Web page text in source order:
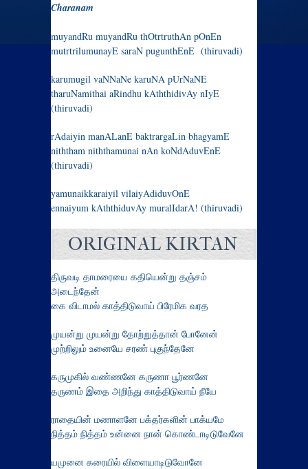
Charanam
muyandRu muyandRu thOtrtruthAn pOnEn
mutrtrilumunayE saraN pugunthEnE (thiruvadi)
karumugil vaNNaNe karuNA pUrNaNE
tharuNamithai aRindhu kAththidivAy nIyE
(thiruvadi)
rAdaiyin manALanE baktrargaLin bhagyamE
niththam niththamunai nAn koNdAduvEnE
(thiruvadi)
yamunaikkaraiyil vilaiyAdiduvOnE
ennaiyum kAththiduvAy muralIdarA! (thiruvadi)
ORIGINAL KIRTAN
திருவடி தாமரையை கதியென்று தஞ்சம்
அடைந்தேன்
கை விடாமல் காத்திடுவாய் பிரேமிக வரத
முயன்று முயன்று தோற்றுத்தான் போனேன்
முற்றிலும் உனையே சரண் புகுந்தேனே
கருமுகில் வண்ணனே கருணா பூர்ணனே
தருணம் இதை அறிந்து காத்திடுவாய் நீயே
ராதையின் மணாளனே பக்தர்களின் பாக்யமே
நித்தம் நித்தம் உன்னை நான் கொண்டாடிடுவேனே
யமுனை கரையில் விளையாடிடுவோனே